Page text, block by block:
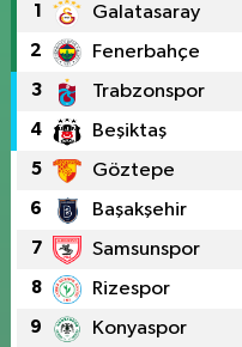
1 Galatasaray
2 Fenerbahçe
3 Trabzonspor
4 Beşiktaş
5 Göztepe
6 Başakşehir
7 Samsunspor
8 Rizespor
9 Konyaspor